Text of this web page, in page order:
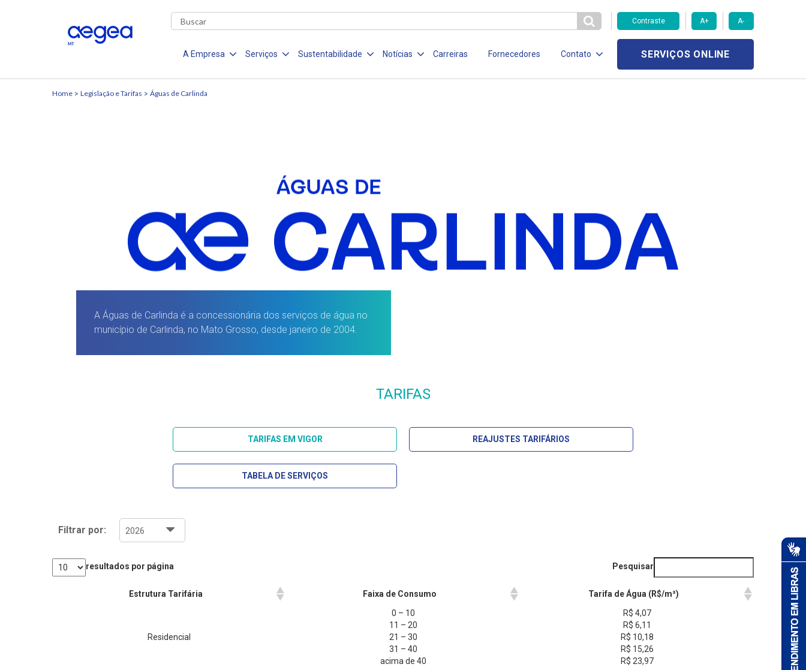
Contraste A+ A-
A Empresa Serviços Sustentabilidade Notícias Carreiras Fornecedores Contato SERVIÇOS ONLINE
Home Legislação e Tarifas Águas de Carlinda
A Águas de Carlinda é a concessionária dos serviços de água no
município de Carlinda, no Mato Grosso, desde janeiro de 2004.
TARIFAS
TARIFAS EM VIGOR REAJUSTES TARIFÁRIOS
TABELA DE SERVIÇOS
Filtrar por:
resultados por página Pesquisar
Estrutura Tarifária Faixa de Consumo Tarifa de Água (R$/m³)
Residencial
0 – 10
11 – 20
21 – 30
31 – 40
acima de 40
R$ 4,07
R$ 6,11
R$ 10,18
R$ 15,26
R$ 23,97